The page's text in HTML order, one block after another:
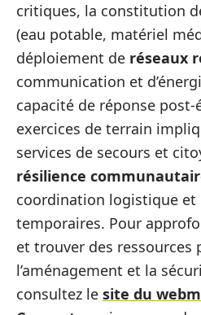
critiques, la constitution
(eau potable, matériel
déploiement de réseaux
communication et
capacité de réponse post-
exercices de terrain
services de secours et
résilience
coordination logistique et
temporaires. Pour
et trouver des ressources
l’aménagement et la
consultez le site du